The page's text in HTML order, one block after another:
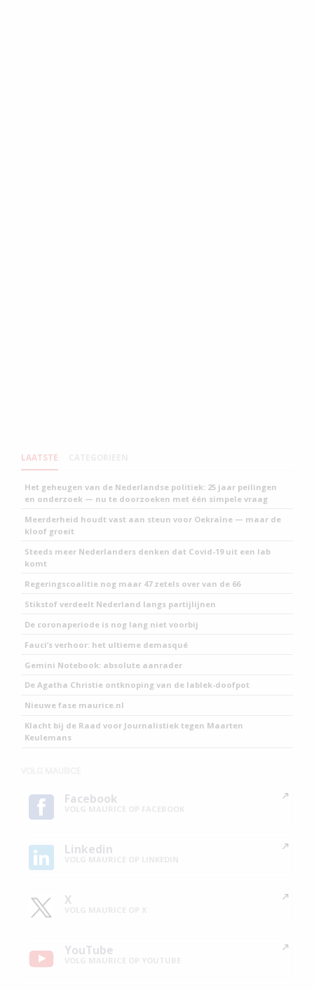
LAATSTE
Het geheugen van de Nederlandse politiek: 25 jaar peilingen
en onderzoek — nu te doorzoeken met één simpele vraag
Meerderheid houdt vast aan steun voor Oekraïne — maar de
kloof groeit
Steeds meer Nederlanders denken dat Covid-19 uit een lab
komt
Regeringscoalitie nog maar 47 zetels over van de 66
Stikstof verdeelt Nederland langs partijlijnen
De coronaperiode is nog lang niet voorbij
Fauci’s verhoor: het ultieme demasqué
Gemini Notebook: absolute aanrader
De Agatha Christie ontknoping van de lablek-doofpot
Nieuwe fase maurice.nl
Klacht bij de Raad voor Journalistiek tegen Maarten
Keulemans
Facebook
Linkedin
X
YouTube